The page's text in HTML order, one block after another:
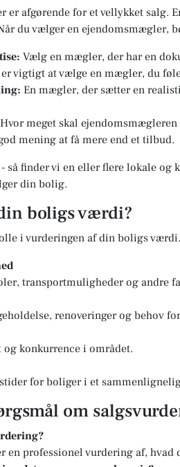
er afgørende for et vellykket salg.
du vælger en ejendomsmægler,
Vælg en mægler, der har en
vigtigt at vælge en mægler, du
En mægler, der sætter en
Hvor meget skal
mening at få mere end et tilbud.
så finder vi en eller flere lokale
din bolig.
boligs værdi?
i vurderingen af din boligs
transportmuligheder og andre
renoveringer og behov
konkurrence i området.
for boliger i et
om
en professionel vurdering af,